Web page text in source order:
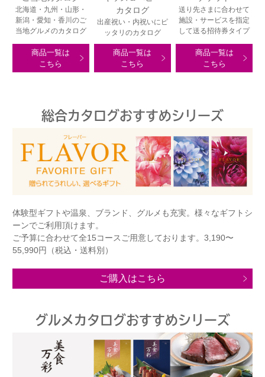
北海道・九州・山形・
新潟・愛知・香川のご
当地グルメのカタログ
商品一覧は
こちら
カタログ
出産祝い・内祝いにピ
ッタリのカタログ
商品一覧は
こちら
送り先さまに合わせて
施設・サービスを指定
して送る招待券タイプ
商品一覧は
こちら
総合カタログおすすめシリーズ
体験型ギフトや温泉、ブランド、グルメも充実。様々なギフトシ
ーンでご利用頂けます。
ご予算に合わせて全15コースご用意しております。3,190〜
55,990円（税込・送料別）
ご購入はこちら
グルメカタログおすすめシリーズ